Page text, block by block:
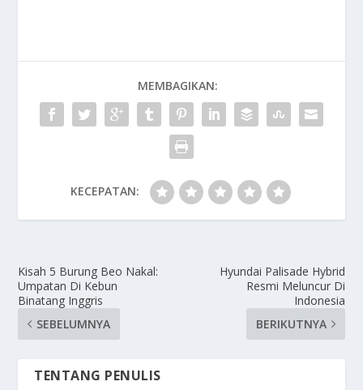
MEMBAGIKAN:
KECEPATAN:
Kisah 5 Burung Beo Nakal:
Umpatan Di Kebun
Binatang Inggris
SEBELUMNYA
Hyundai Palisade Hybrid
Resmi Meluncur Di
Indonesia
BERIKUTNYA
TENTANG PENULIS